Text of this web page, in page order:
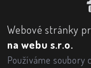
Webové stránky
na webu s.r.o.
Používáme soubory